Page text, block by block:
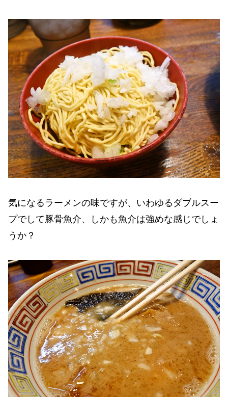
気になるラーメンの味ですが、いわゆるダブルスー
プでして豚骨魚介、しかも魚介は強めな感じでしょ
うか？